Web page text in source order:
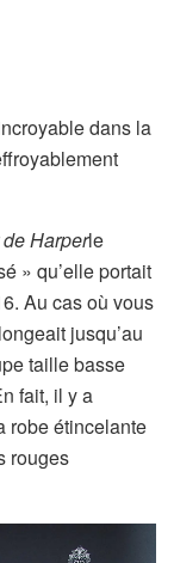
dans la
Harperle
» qu’elle portait
Au cas où vous
jusqu’au
taille basse
fait, il y a
robe étincelante
rouges